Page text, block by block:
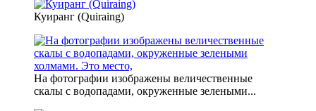
Куиранг (Quiraing)
На фотографии изображены величественные
скалы с водопадами, окруженные зелеными...